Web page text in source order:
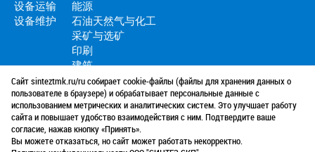
设备运输
设备维护
能源
石油天然气与化工
采矿与选矿
印刷
建筑
+7 (985)763-88-72
+7 (499)750-07-87
工作时间：9:00 至 19:00
info@sinteztmk.ru
服务范围：莫斯科及莫斯科州
Сайт sinteztmk.ru/ru собирает cookie-файлы (файлы для хранения данных о
пользователе в браузере) и обрабатывает персональные данные с
использованием метрических и аналитических систем. Это улучшает работу
сайта и повышает удобство взаимодействия с ним. Подтвердите ваше
согласие, нажав кнопку «Принять».
Вы можете отказаться, но сайт может работать некорректно.